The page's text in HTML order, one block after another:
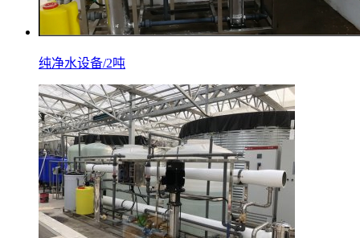
纯净水设备/2吨